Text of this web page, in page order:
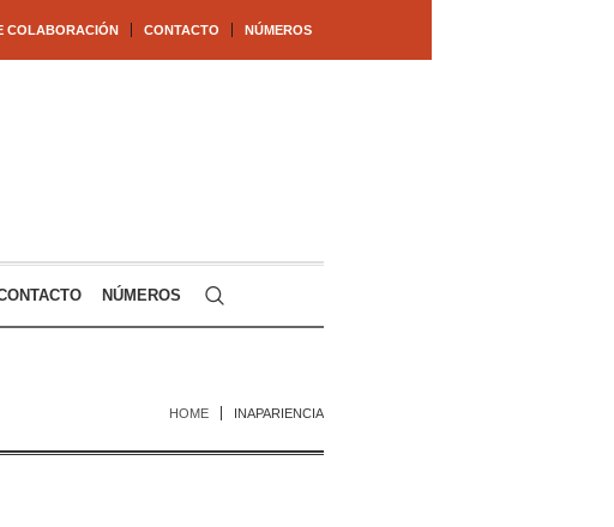
COLABORACIÓN CONTACTO NÚMEROS
NÚMEROS
HOME INAPARIENCIA